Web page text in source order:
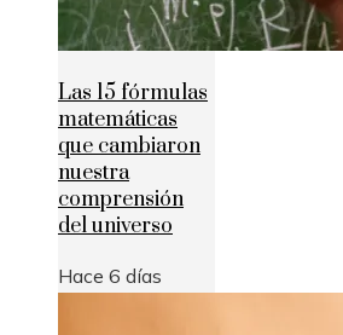
Las 15 fórmulas
matemáticas
que cambiaron
nuestra
comprensión
del universo
Hace 6 días